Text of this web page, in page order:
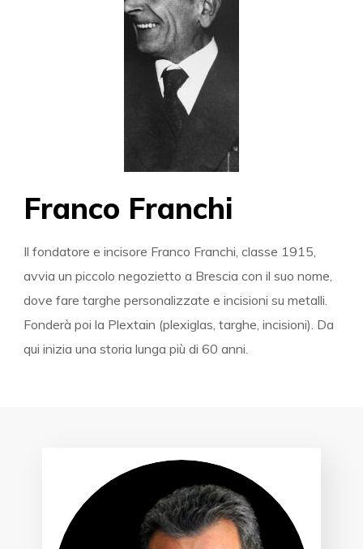
Franco Franchi
Il fondatore e incisore Franco Franchi, classe 1915,
avvia un piccolo negozietto a Brescia con il suo nome,
dove fare targhe personalizzate e incisioni su metalli.
Fonderà poi la Plextain (plexiglas, targhe, incisioni). Da
qui inizia una storia lunga più di 60 anni.